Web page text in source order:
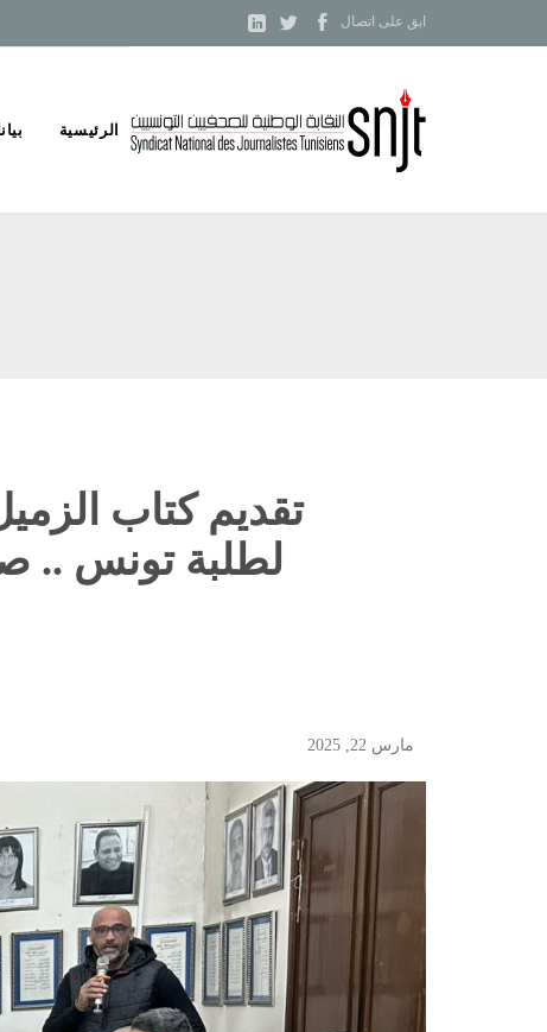
ابق على اتصال 


Skip
to
content
الرئيسية
تقديم كتاب
لطلبة تونس ..
مارس 22, 2025